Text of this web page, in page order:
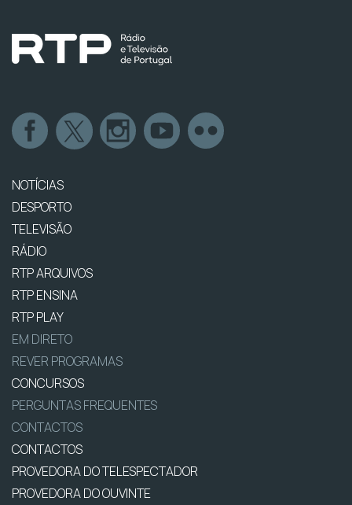
NOTÍCIAS
DESPORTO
TELEVISÃO
RÁDIO
RTP ARQUIVOS
RTP ENSINA
RTP PLAY
EM DIRETO
REVER PROGRAMAS
CONCURSOS
PERGUNTAS FREQUENTES
CONTACTOS
CONTACTOS
PROVEDORA DO TELESPECTADOR
PROVEDORA DO OUVINTE